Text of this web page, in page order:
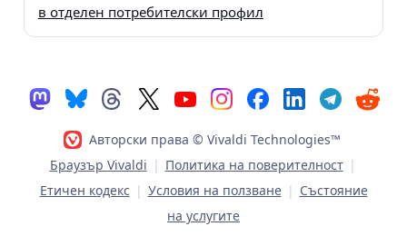
в отделен потребителски профил
Авторски права © Vivaldi Technologies™
Браузър Vivaldi | Политика на поверителност |
Етичен кодекс | Условия на ползване | Състояние
на услугите